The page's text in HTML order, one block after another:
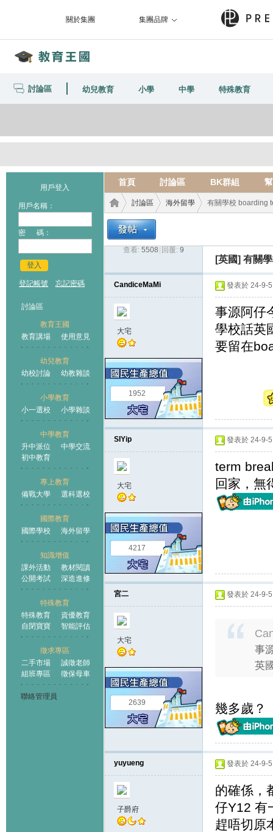
關於集團 集團品牌
討論區 幼兒教育 小學 中學 特殊教育
用戶登入
用戶名稱：
密 碼：
登入
登記帳號 忘記密碼
討論區
教育王國
教育講場
使用意見
幼兒教育
幼校討論
幼教雜談
小學教育
小一選校
小學雜談
中學教育
升中派位
中學交流
初中教育
專上教育
備戰大學
選科選校
國際教育
國際學校
海外留學
知識增值
課外活動
教材閱讀
公開考試
深造進修
特殊教育
特殊教育
資優教育
自閉寶寶
智能評估
徵求專區
二手市場
誠徵老師
組班專區
徵保母車
聯絡管理員
首頁 討論區 BK群組
王國
討論區
›
海外留學 有關學校 boarding
查看: 5508 回覆: 9
[英國] 有關
CandiceMaMi
大宅
1952
發表於 24-9-
事源阿仔
學校話英
要留在
SIYip
大宅
4217
發表於 24-9-
term
回家，無
宮二
大宅
2639
發表於 24-9-
事
英
幾多歲？
yuyueng
子爵府
發表於 24-9-
的確係，
仔Y12 有
趕唔切原